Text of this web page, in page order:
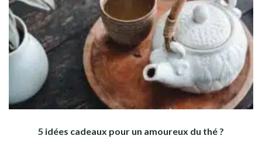
5 idées cadeaux pour un amoureux du thé ?